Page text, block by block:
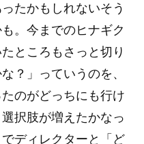
たかもしれないそう
。今までのヒナギク
ところもさっと切り
？」っていうのを、
のがどっちにも行け
択肢が増えたかなっ
ディレクターと「ど